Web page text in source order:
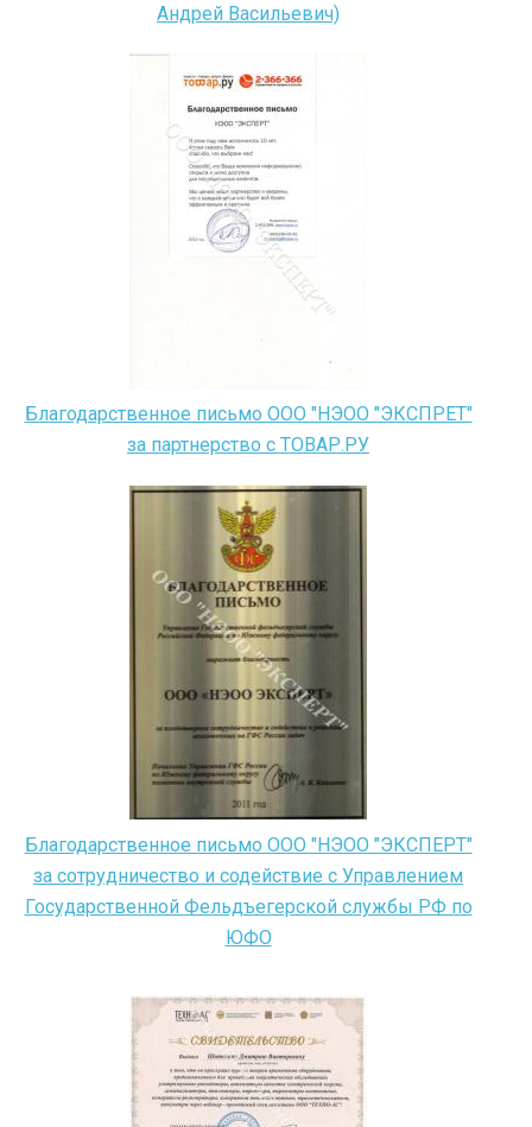
Андрей Васильевич)
Благодарственное письмо ООО "НЭОО "ЭКСПРЕТ"
за партнерство с ТОВАР.РУ
Благодарственное письмо ООО "НЭОО "ЭКСПЕРТ"
за сотрудничество и содействие с Управлением
Государственной Фельдъегерской службы РФ по
ЮФО